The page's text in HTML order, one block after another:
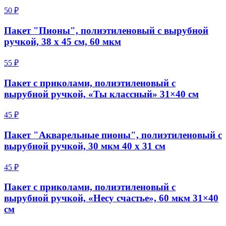
50 ₽
Пакет "Пионы", полиэтиленовый с вырубной
ручкой, 38 х 45 см, 60 мкм
55 ₽
Пакет с приколами, полиэтиленовый с
вырубной ручкой, «Ты классный» 31×40 см
45 ₽
Пакет "Акварельные пионы", полиэтиленовый с
вырубной ручкой, 30 мкм 40 х 31 см
45 ₽
Пакет с приколами, полиэтиленовый с
вырубной ручкой, «Несу счастье», 60 мкм 31×40
см